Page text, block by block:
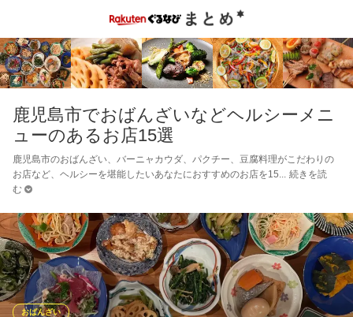
鹿児島市でおばんざいなどヘルシーメニ
ューのあるお店15選
鹿児島市のおばんざい、バーニャカウダ、パクチー、豆腐料理がこだわりの
お店など、ヘルシーを堪能したいあなたにおすすめのお店を15
続きを読
む
おばんざい